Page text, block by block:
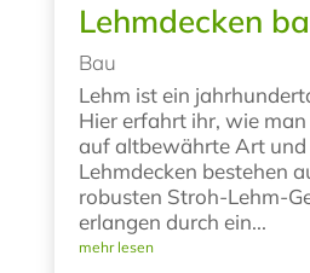
Lehmdecken
Bau
Lehm ist ein
Hier erfahrt ihr, wie
auf altbewährte Art und
Lehmdecken bestehen
robusten Stroh-Lehm-
erlangen durch ein...
mehr lesen